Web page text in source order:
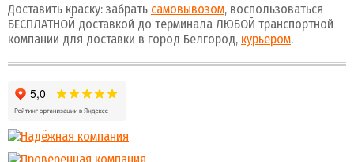
Доставить краску: забрать самовывозом, воспользоваться
БЕСПЛАТНОЙ доставкой до терминала ЛЮБОЙ транспортной
компании для доставки в город Белгород, курьером.